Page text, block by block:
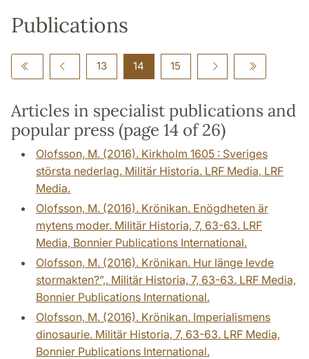
Publications
13 14 15
Articles in specialist publications and
popular press (page 14 of 26)
Olofsson, M. (2016). Kirkholm 1605 : Sveriges
största nederlag. Militär Historia. LRF Media, LRF
Media.
Olofsson, M. (2016). Krönikan. Enögdheten är
mytens moder. Militär Historia, 7, 63-63. LRF
Media, Bonnier Publications International.
Olofsson, M. (2016). Krönikan. Hur länge levde
stormakten?”,. Militär Historia, 7, 63-63. LRF Media,
Bonnier Publications International.
Olofsson, M. (2016). Krönikan. Imperialismens
dinosaurie. Militär Historia, 7, 63-63. LRF Media,
Bonnier Publications International.